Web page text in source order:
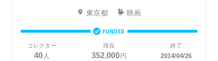
東京都 映画
FUNDED
コレクター
40人
現在
352,000円
終了
2014/04/26